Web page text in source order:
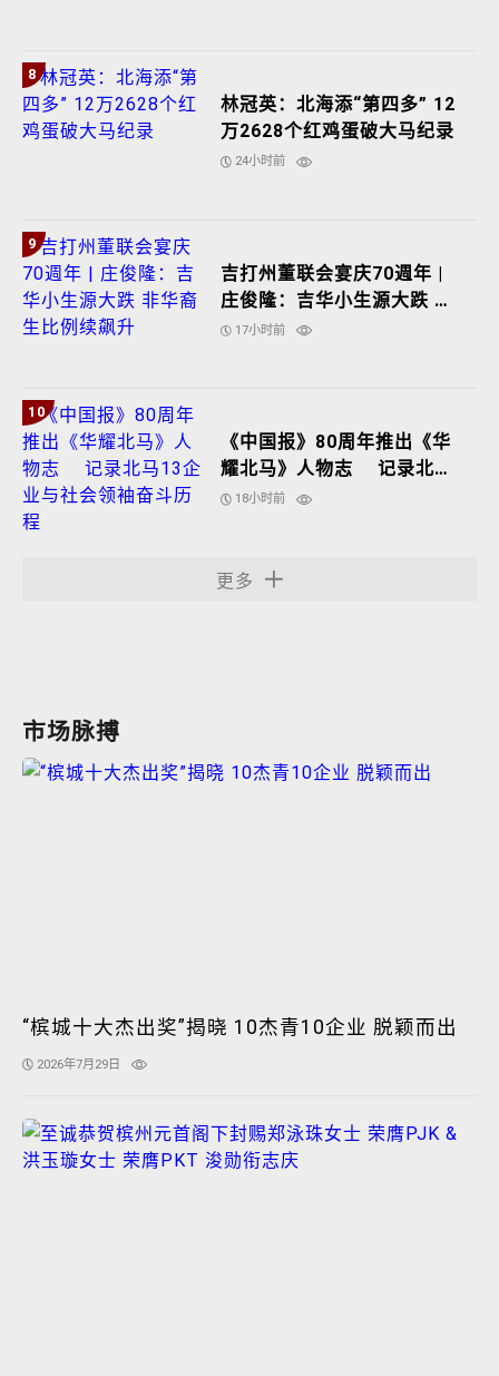
8
林冠英：北海添“第四多” 12
万2628个红鸡蛋破大马纪录
24小时前
9
吉打州董联会宴庆70週年 |
庄俊隆：吉华小生源大跌 非
华裔生比例续飙升
17小时前
10
《中国报》80周年推出《华
耀北马》人物志 记录北马
13企业与社会领袖奋斗历程
18小时前
更多
市场脉搏
“槟城十大杰出奖”揭晓 10杰青10企业 脱颖而出
2026年7月29日